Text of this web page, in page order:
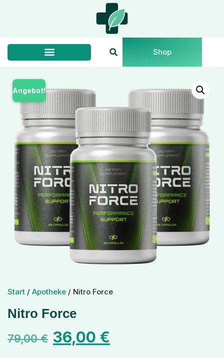
Shop
Angebot!
Start / Apotheke / Nitro Force
Nitro Force
79,00€ 36,00 €